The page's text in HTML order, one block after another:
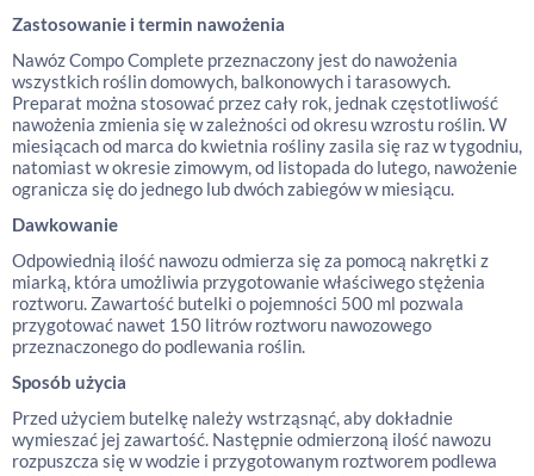
Zastosowanie i termin nawożenia
Nawóz Compo Complete przeznaczony jest do nawożenia
wszystkich roślin domowych, balkonowych i tarasowych.
Preparat można stosować przez cały rok, jednak częstotliwość
nawożenia zmienia się w zależności od okresu wzrostu roślin. W
miesiącach od marca do kwietnia rośliny zasila się raz w tygodniu,
natomiast w okresie zimowym, od listopada do lutego, nawożenie
ogranicza się do jednego lub dwóch zabiegów w miesiącu.
Dawkowanie
Odpowiednią ilość nawozu odmierza się za pomocą nakrętki z
miarką, która umożliwia przygotowanie właściwego stężenia
roztworu. Zawartość butelki o pojemności 500 ml pozwala
przygotować nawet 150 litrów roztworu nawozowego
przeznaczonego do podlewania roślin.
Sposób użycia
Przed użyciem butelkę należy wstrząsnąć, aby dokładnie
wymieszać jej zawartość. Następnie odmierzoną ilość nawozu
rozpuszcza się w wodzie i przygotowanym roztworem podlewa